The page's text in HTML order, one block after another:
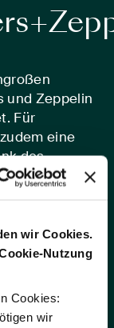
wir Cookies.
Nutzung
Cookies:
wir
und Zeppelin
Für
eine
des
Einheit. Durch